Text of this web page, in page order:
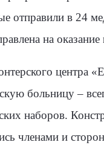
отправили в 24
на
центра
больницу –
наборов.
членами и